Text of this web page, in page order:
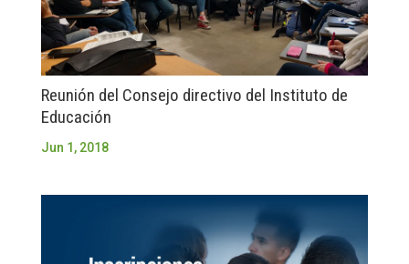
Reunión del Consejo directivo del Instituto de
Educación
Jun 1, 2018